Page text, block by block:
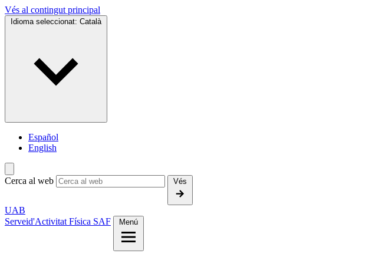
Vés al contingut principal
Idioma seleccionat: Català
Español
English
Cerca al web Vés
UAB
Serveid'Activitat Física SAF Menú